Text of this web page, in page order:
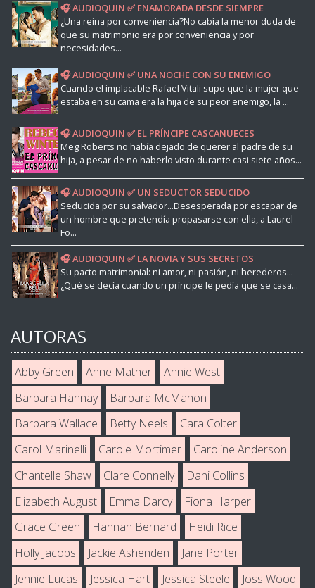
🎧 AUDIOQUIN ✅ ENAMORADA DESDE SIEMPRE
¿Una reina por conveniencia?No cabía la menor duda de
que su matrimonio era por conveniencia y por
necesidades...
🎧 AUDIOQUIN ✅ UNA NOCHE CON SU ENEMIGO
Cuando el implacable Rafael Vitali supo que la mujer que
estaba en su cama era la hija de su peor enemigo, la ...
🎧 AUDIOQUIN ✅ EL PRÍNCIPE CASCANUECES
Meg Roberts no había dejado de querer al padre de su
hija, a pesar de no haberlo visto durante casi siete años...
🎧 AUDIOQUIN ✅ UN SEDUCTOR SEDUCIDO
Seducida por su salvador...Desesperada por escapar de
un hombre que pretendía propasarse con ella, a Laurel
Fo...
🎧 AUDIOQUIN ✅ LA NOVIA Y SUS SECRETOS
Su pacto matrimonial: ni amor, ni pasión, ni herederos...
¿Qué se decía cuando un príncipe le pedía que se casa...
AUTORAS
Abby Green Anne Mather
Annie West
Barbara Hannay
Barbara McMahon
Barbara Wallace
Betty Neels
Cara Colter
Carol Marinelli
Carole Mortimer
Caroline Anderson
Chantelle Shaw
Clare Connelly
Dani Collins
Elizabeth August
Emma Darcy
Fiona Harper
Grace Green
Hannah Bernard
Heidi Rice
Holly Jacobs
Jackie Ashenden
Jane Porter
Jennie Lucas
Jessica Hart Jessica Steele
Joss Wood